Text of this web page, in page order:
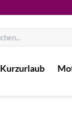
Kurzurlaub